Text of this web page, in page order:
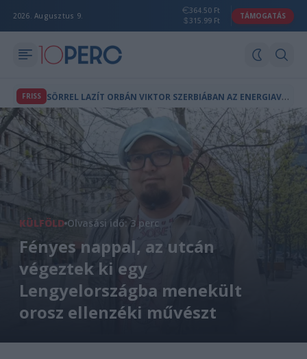
2026. Augusztus 9.
364.50 Ft
315.99 Ft
TÁMOGATÁS
FRISS S
ÖRREL LAZÍT ORBÁN VIKTOR SZERBIÁBAN AZ ENERGIAVÁLSÁG ALATT
KÜLFÖLD Olvasási idő: 3 perc
Fényes nappal, az utcán
végeztek ki egy
Lengyelországba menekült
orosz ellenzéki művészt